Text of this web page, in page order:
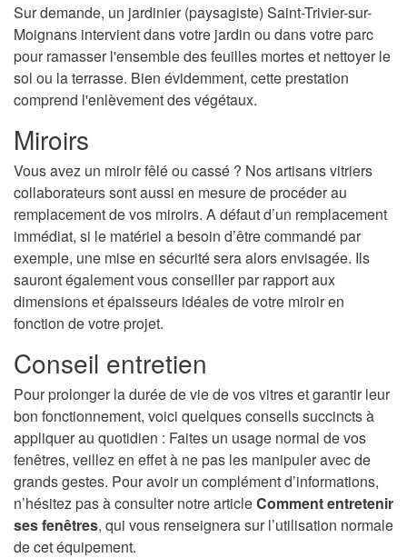
Sur demande, un jardinier (paysagiste) Saint-Trivier-sur-
Moignans intervient dans votre jardin ou dans votre parc
pour ramasser l'ensemble des feuilles mortes et nettoyer le
sol ou la terrasse. Bien évidemment, cette prestation
comprend l'enlèvement des végétaux.
Miroirs
Vous avez un miroir fêlé ou cassé ? Nos artisans vitriers
collaborateurs sont aussi en mesure de procéder au
remplacement de vos miroirs. A défaut d’un remplacement
immédiat, si le matériel a besoin d’être commandé par
exemple, une mise en sécurité sera alors envisagée. Ils
sauront également vous conseiller par rapport aux
dimensions et épaisseurs idéales de votre miroir en
fonction de votre projet.
Conseil entretien
Pour prolonger la durée de vie de vos vitres et garantir leur
bon fonctionnement, voici quelques conseils succincts à
appliquer au quotidien : Faites un usage normal de vos
fenêtres, veillez en effet à ne pas les manipuler avec de
grands gestes. Pour avoir un complément d’informations,
n’hésitez pas à consulter notre articleComment entretenir
ses fenêtres, qui vous renseignera sur l’utilisation normale
de cet équipement.